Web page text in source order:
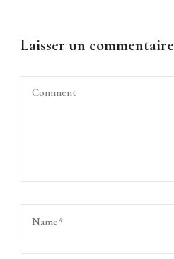
Laisser un commentaire